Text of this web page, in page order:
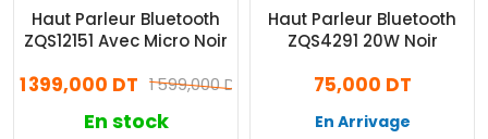
Haut Parleur Bluetooth
ZQS12151 Avec Micro Noir
1 599,000 DT
1 399,000 DT
En stock
Haut Parleur Bluetooth
ZQS4291 20W Noir
75,000 DT
En Arrivage